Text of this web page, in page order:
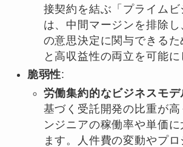
接契約を結ぶ「プライム
は、中間マージンを排除し
の意思決定に関与できる
と高収益性の両立を可能に
脆弱性:
労働集約的なビジネスモデ
基づく受託開発の比重が
ンジニアの稼働率や単価
ます。人件費の変動やプ